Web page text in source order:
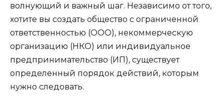
волнующий и важный шаг. Независимо от того,
хотите вы создать общество с ограниченной
ответственностью (ООО), некоммерческую
организацию (НКО) или индивидуальное
предпринимательство (ИП), существует
определенный порядок действий, которым
нужно следовать.